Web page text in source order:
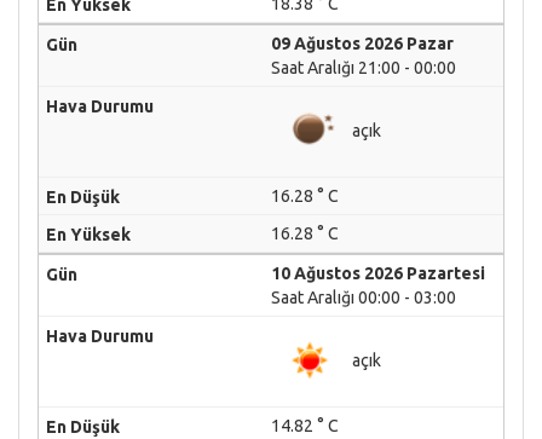
09 Ağustos 2026 Pazar
Saat Aralığı 21:00 - 00:00
açık
16.28 ° C
16.28 ° C
10 Ağustos 2026 Pazartesi
Saat Aralığı 00:00 - 03:00
açık
14.82 ° C